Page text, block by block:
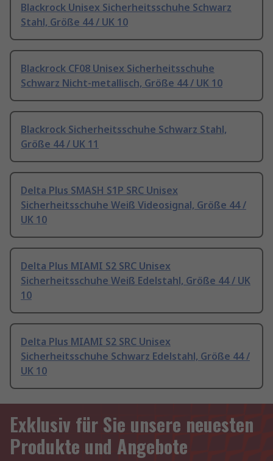
Blackrock Unisex Sicherheitsschuhe Schwarz
Stahl, Größe 44 / UK 10
Blackrock CF08 Unisex Sicherheitsschuhe
Schwarz Nicht-metallisch, Größe 44 / UK 10
Blackrock Sicherheitsschuhe Schwarz Stahl,
Größe 44 / UK 11
Delta Plus SMASH S1P SRC Unisex
Sicherheitsschuhe Weiß Videosignal, Größe 44 /
UK 10
Delta Plus MIAMI S2 SRC Unisex
Sicherheitsschuhe Weiß Edelstahl, Größe 44 / UK
10
Delta Plus MIAMI S2 SRC Unisex
Sicherheitsschuhe Schwarz Edelstahl, Größe 44 /
UK 10
Exklusiv für Sie unsere neuesten
Produkte und Angebote